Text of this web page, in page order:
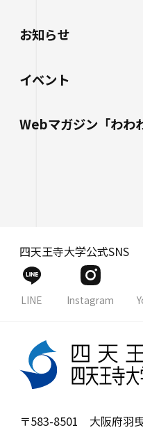
お知らせ
イベント
Webマガジン「わわ
四天王寺大学公式SNS
LINE Instagram
〒583-8501 大阪府羽